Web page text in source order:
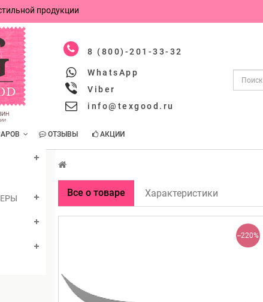
продукции
8 (800)-201-33-32
WhatsApp
Viber
info@texgood.ru
ОТЗЫВЫ АКЦИИ
Все о товаре Характеристики
--220%